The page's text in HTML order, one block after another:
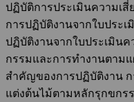
ปฏิบัติการประเมินความเ
การปฏิบัติงานจากใบประ
ปฏิบัติงานจากใบประเมิน
กรรมและการทำงานตาม
สำคัญของการปฏิบัติงาน
แต่งต้นไม้ตามหลักรุกขกร